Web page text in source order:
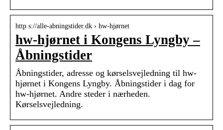
http s://alle-abningstider.dk › hw-hjørnet
hw-hjørnet i Kongens Lyngby –
Åbningstider
Åbningstider, adresse og kørselsvejledning til hw-
hjørnet i Kongens Lyngby. Åbningstider i dag for
hw-hjørnet. Andre steder i nærheden.
Kørselsvejledning.